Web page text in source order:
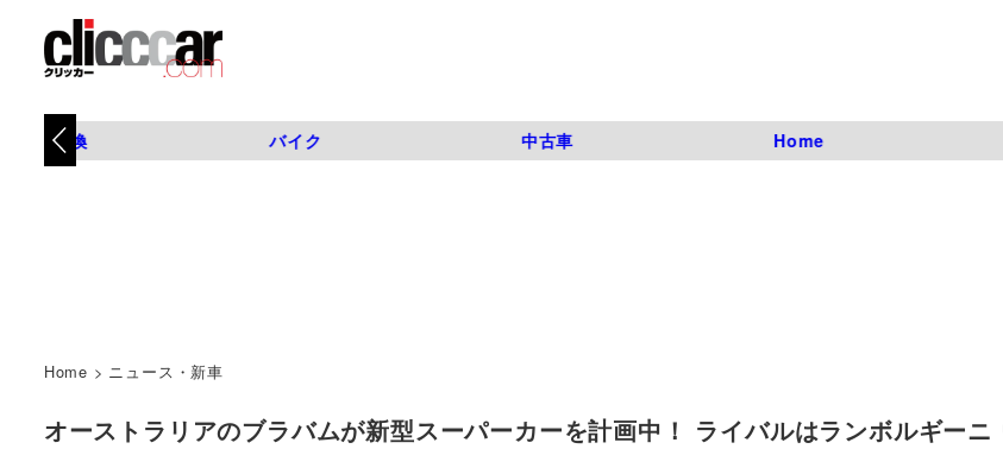
タイヤ交換 バイク 中古車 Home
Home > ニュース・新車
オーストラリアのブラバムが新型スーパーカーを計画中！ ライバルはランボルギー